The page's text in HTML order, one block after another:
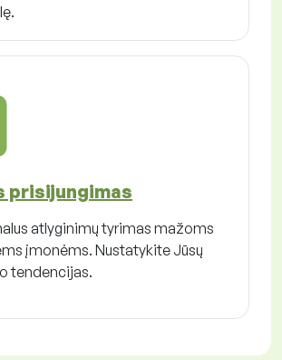
prisijungimas
atlyginimų tyrimas mažoms
įmonėms. Nustatykite Jūsų
tendencijas.